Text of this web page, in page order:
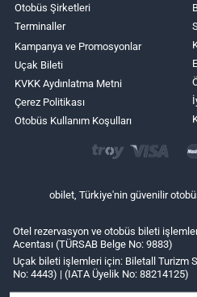
Otobüs Şirketleri
Terminaller
Kampanya ve Promosyonlar
Uçak Bileti
KVKK Aydınlatma Metni
Çerez Politikası
Otobüs Kullanım Koşulları
obilet, Türkiye'nin güvenilir
Otel rezervasyon ve otobüs bileti
Acentası (TÜRSAB Belge No: 9883)
Uçak bileti işlemleri için: Biletall Turizm
No: 4443) | (IATA Üyelik No: 88214125)